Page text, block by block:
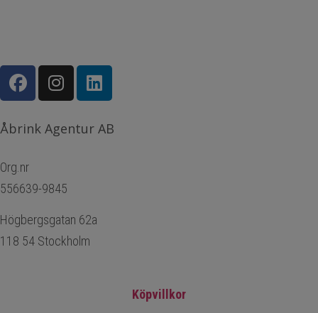
Åbrink Agentur AB
Org.nr
556639-9845
Högbergsgatan 62a
118 54 Stockholm
Köpvillkor